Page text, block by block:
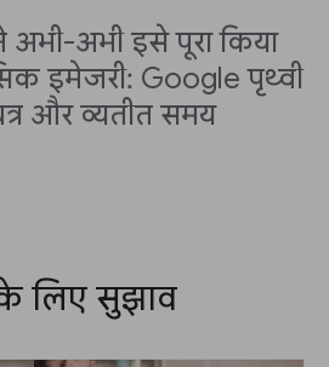
अभी इसे पूरा किया
इमेजरी: Google पृथ्वी
और व्यतीत समय
लिए सुझाव